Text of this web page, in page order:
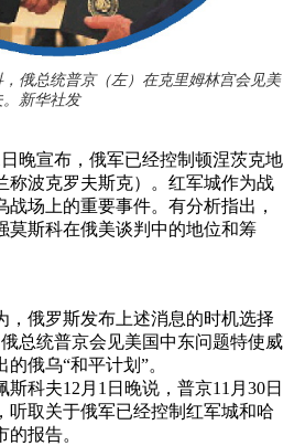
总统普京（左）在克里姆林宫会见美
新华社发
宣布，俄军已经控制顿涅茨克地
称波克罗夫斯克）。红军城作为战
场上的重要事件。有分析指出，
莫斯科在俄美谈判中的地位和筹
俄罗斯发布上述消息的时机选择
总统普京会见美国中东问题特使威
俄乌“和平计划”。
科夫12月1日晚说，普京11月30日
听取关于俄军已经控制红军城和哈
报告。